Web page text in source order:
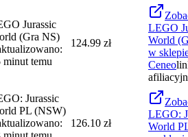
Jurassic
(Gra NS)
minut temu
124.99 zł
LEGO
World
w
Ceneo
Jurassic
PL (NSW)
126.10 zł
LEGO:
World